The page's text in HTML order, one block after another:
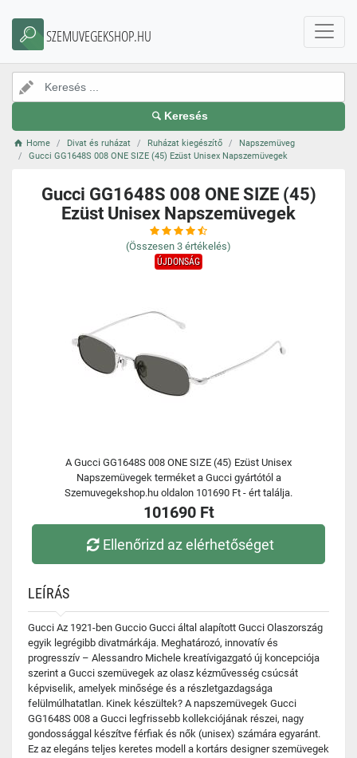
SZEMUVEGEKSHOP.HU
Keresés
Home Divat és ruházat Ruházat kiegészítő
Napszemüveg
Gucci GG1648S 008 ONE SIZE (45) Ezüst Unisex Napszemüvegek
Gucci GG1648S 008 ONE SIZE (45)
Ezüst Unisex Napszemüvegek
(Összesen 3 értékelés)
ÚJDONSÁG
A Gucci GG1648S 008 ONE SIZE (45) Ezüst Unisex
Napszemüvegek terméket a Gucci gyártótól a
Szemuvegekshop.hu oldalon 101690 Ft - ért találja.
101690 Ft
Ellenőrizd az elérhetőséget
LEÍRÁS
Gucci Az 1921-ben Guccio Gucci által alapított Gucci Olaszország
egyik legrégibb divatmárkája. Meghatározó, innovatív és
progresszív – Alessandro Michele kreatívigazgató új koncepciója
szerint a Gucci szemüvegek az olasz kézművesség csúcsát
képviselik, amelyek minősége és a részletgazdagsága
felülmúlhatatlan. Kinek készültek? A napszemüvegek Gucci
GG1648S 008 a Gucci legfrissebb kollekciójának részei, nagy
gondossággal készítve férfiak és nők (unisex) számára egyaránt.
Ez az elegáns teljes keretes modell a kortárs designer szemüvegek